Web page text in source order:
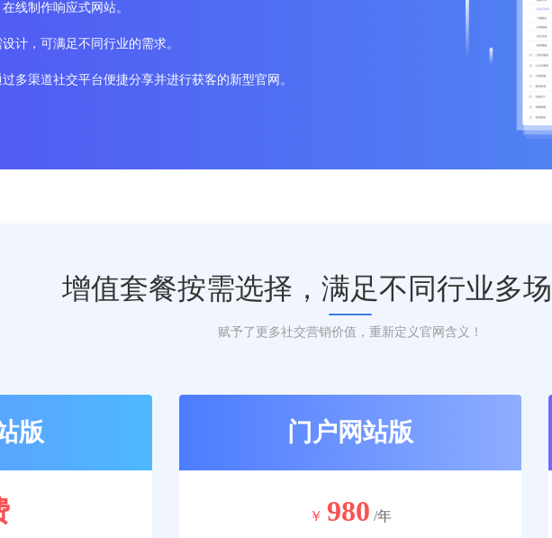
线制作响应式网站。
计，可满足不同行业的需求。
多渠道社交平台便捷分享并进行获客的新型官网。
增值套餐按需选择，满足不同行业多
赋予了更多社交营销价值，重新定义官网含义！
版 门户网站版
￥ 980 /年